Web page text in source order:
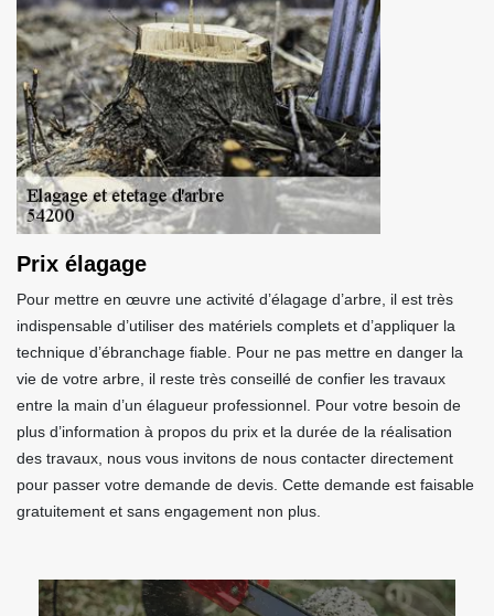
Prix élagage
Pour mettre en œuvre une activité d’élagage d’arbre, il est très
indispensable d’utiliser des matériels complets et d’appliquer la
technique d’ébranchage fiable. Pour ne pas mettre en danger la
vie de votre arbre, il reste très conseillé de confier les travaux
entre la main d’un élagueur professionnel. Pour votre besoin de
plus d’information à propos du prix et la durée de la réalisation
des travaux, nous vous invitons de nous contacter directement
pour passer votre demande de devis. Cette demande est faisable
gratuitement et sans engagement non plus.